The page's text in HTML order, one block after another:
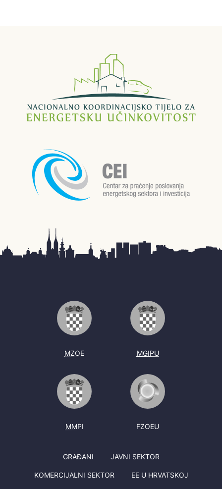
MZOE MGIPU
MMPI FZOEU
GRAĐANI JAVNI SEKTOR
KOMERCIJALNI SEKTOR EE U HRVATSKOJ